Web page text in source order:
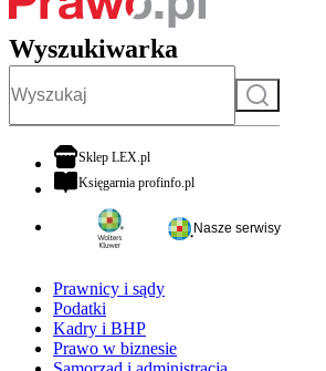
Wyszukiwarka
Szukaj
Sklep LEX.plotwiera się w nowej karcie
Księgarnia profinfo.plotwiera się w nowej karcie
Nasze serwisy
Prawnicy i sądy
Podatki
Kadry i BHP
Prawo w biznesie